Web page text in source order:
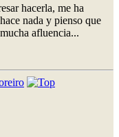
hacerla, me ha
nada y pienso que
afluencia...